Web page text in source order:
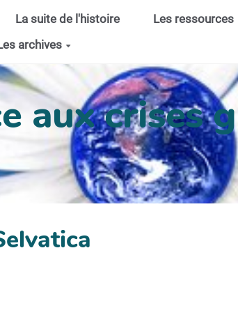
La suite de l'histoire Les ressources
archives
aux crises